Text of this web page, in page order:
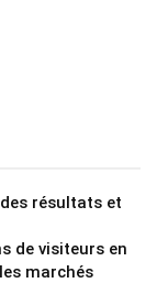
résultats et
de visiteurs en
marchés